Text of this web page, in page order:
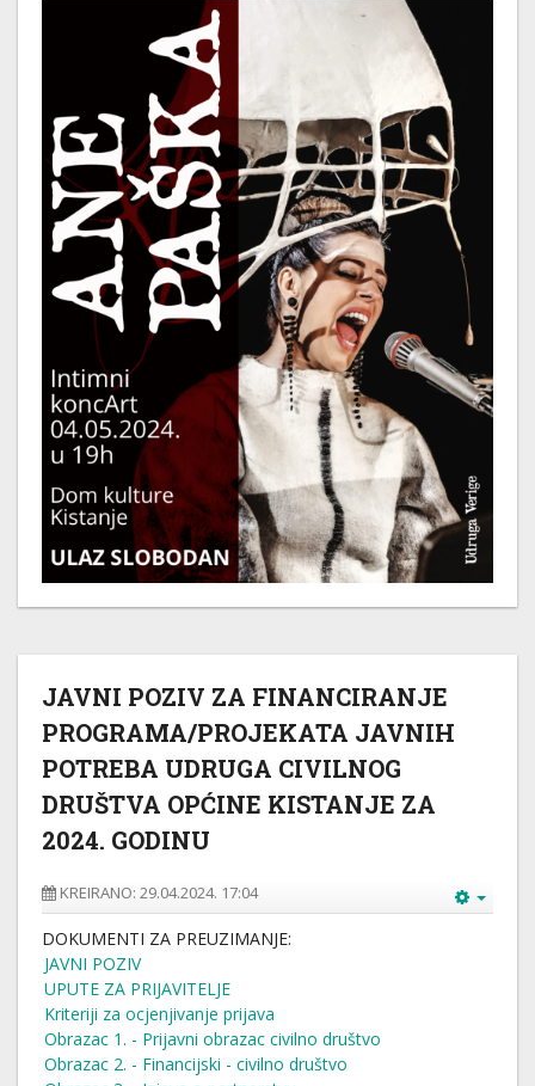
JAVNI POZIV ZA FINANCIRANJE
PROGRAMA/PROJEKATA JAVNIH
POTREBA UDRUGA CIVILNOG
DRUŠTVA OPĆINE KISTANJE ZA
2024. GODINU
KREIRANO: 29.04.2024. 17:04
DOKUMENTI ZA PREUZIMANJE:
JAVNI POZIV
UPUTE ZA PRIJAVITELJE
Kriteriji za ocjenjivanje prijava
Obrazac 1. - Prijavni obrazac civilno društvo
Obrazac 2. - Financijski - civilno društvo